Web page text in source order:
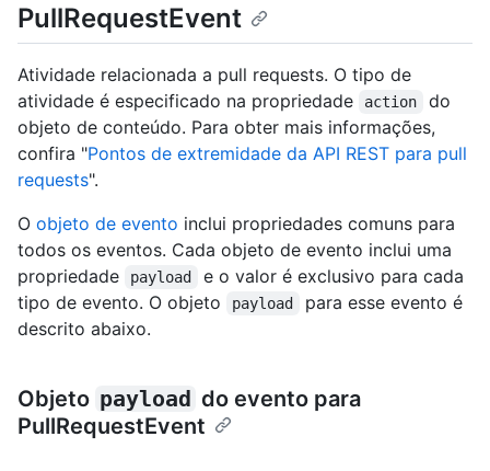
PullRequestEvent
Atividade relacionada a pull requests. O tipo de
atividade é especificado na propriedade
action
do
objeto de conteúdo. Para obter mais informações,
confira "Pontos de extremidade da API REST para pull
requests".
O objeto de evento inclui propriedades comuns para
todos os eventos. Cada objeto de evento inclui uma
propriedade
payload
e o valor é exclusivo para cada
tipo de evento. O objeto
payload
para esse evento é
descrito abaixo.
Objeto payload do evento para
PullRequestEvent